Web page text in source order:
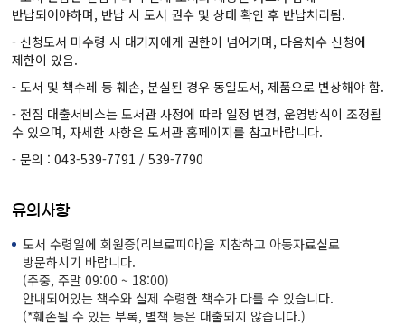
반납되어야하며, 반납 시 도서 권수 및 상태 확인 후 반납처리됨.
- 신청도서 미수령 시 대기자에게 권한이 넘어가며, 다음차수 신청에
제한이 있음.
- 도서 및 책수레 등 훼손, 분실된 경우 동일도서, 제품으로 변상해야 함.
- 전집 대출서비스는 도서관 사정에 따라 일정 변경, 운영방식이 조정될
수 있으며, 자세한 사항은 도서관 홈페이지를 참고바랍니다.
- 문의 : 043-539-7791 / 539-7790
유의사항
도서 수령일에 회원증(리브로피아)을 지참하고 아동자료실로
방문하시기 바랍니다.
(주중, 주말 09:00 ~ 18:00)
안내되어있는 책수와 실제 수령한 책수가 다를 수 있습니다.
(*훼손될 수 있는 부록, 별책 등은 대출되지 않습니다.)